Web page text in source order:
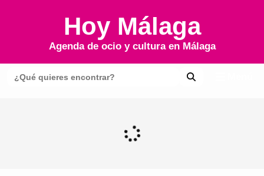
Hoy Málaga
Agenda de ocio y cultura en Málaga